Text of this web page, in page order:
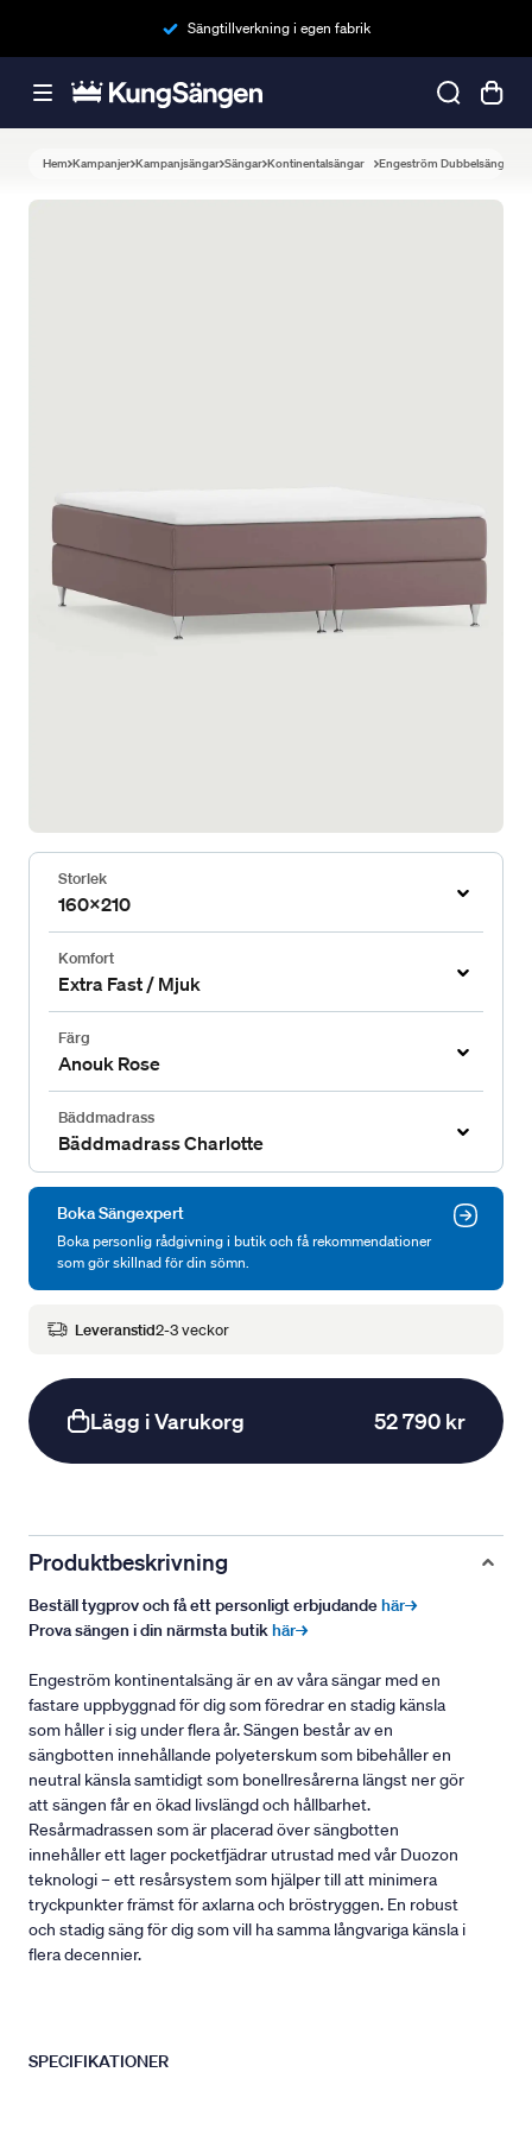
Sängtillverkning i egen fabrik
Hem Kampanjer Kampanjsängar Sängar Kontinentalsängar Engeström Dubbelsäng
Storlek
160x210
Komfort
Extra Fast / Mjuk
Färg
Anouk Rose
Bäddmadrass
Bäddmadrass Charlotte
Boka Sängexpert
Boka personlig rådgivning i butik och få rekommendationer
som gör skillnad för din sömn.
Leveranstid2-3 veckor
Lägg i Varukorg 52 790 kr
Produktbeskrivning
Beställ tygprov och få ett personligt erbjudandehär→
Prova sängen i din närmsta butikhär→
Engeström kontinentalsäng är en av våra sängar med en
fastare uppbyggnad för dig som föredrar en stadig känsla
som håller i sig under flera år. Sängen består av en
sängbotten innehållande polyeterskum som bibehåller en
neutral känsla samtidigt som bonellresårerna längst ner gör
att sängen får en ökad livslängd och hållbarhet.
Resårmadrassen som är placerad över sängbotten
innehåller ett lager pocketfjädrar utrustad med vår Duozon
teknologi – ett resårsystem som hjälper till att minimera
tryckpunkter främst för axlarna och bröstryggen. En robust
och stadig säng för dig som vill ha samma långvariga känsla i
flera decennier.
SPECIFIKATIONER